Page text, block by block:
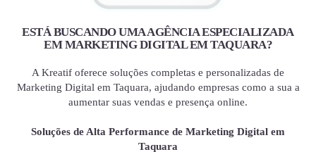
ESTÁ BUSCANDO UMA AGÊNCIA ESPECIALIZADA
EM MARKETING DIGITAL EM TAQUARA?
A Kreatif oferece soluções completas e personalizadas de
Marketing Digital em Taquara, ajudando empresas como a sua a
aumentar suas vendas e presença online.
Soluções de Alta Performance de Marketing Digital em
Taquara